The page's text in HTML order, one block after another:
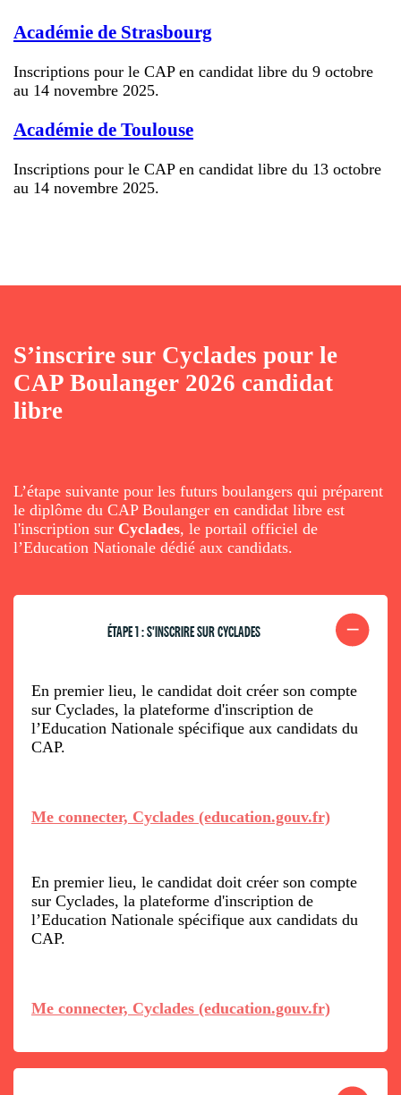
Académie de Strasbourg
Inscriptions pour le CAP en candidat libre du 9 octobre
au 14 novembre 2025.
Académie de Toulouse
Inscriptions pour le CAP en candidat libre du 13 octobre
au 14 novembre 2025.
S’inscrire sur Cyclades pour le
CAP Boulanger 2026 candidat
libre
L’étape suivante pour les futurs boulangers qui préparent
le diplôme du CAP Boulanger en candidat libre est
l'inscription sur Cyclades, le portail officiel de
l’Education Nationale dédié aux candidats.
ÉTAPE 1 : S'INSCRIRE SUR CYCLADES
En premier lieu, le candidat doit créer son compte
sur Cyclades, la plateforme d'inscription de
l’Education Nationale spécifique aux candidats du
CAP.
Me connecter, Cyclades (education.gouv.fr)
En premier lieu, le candidat doit créer son compte
sur Cyclades, la plateforme d'inscription de
l’Education Nationale spécifique aux candidats du
CAP.
Me connecter, Cyclades (education.gouv.fr)